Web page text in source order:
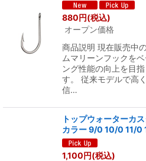
880円(税込)
オープン価格
商品説明 現在販売中
ムマリーンフックを
ング性能の向上を目
す。 従来モデルで高
信…
トップウォーターカ
カラー 9/0 10/0 11/0
1,100円(税込)